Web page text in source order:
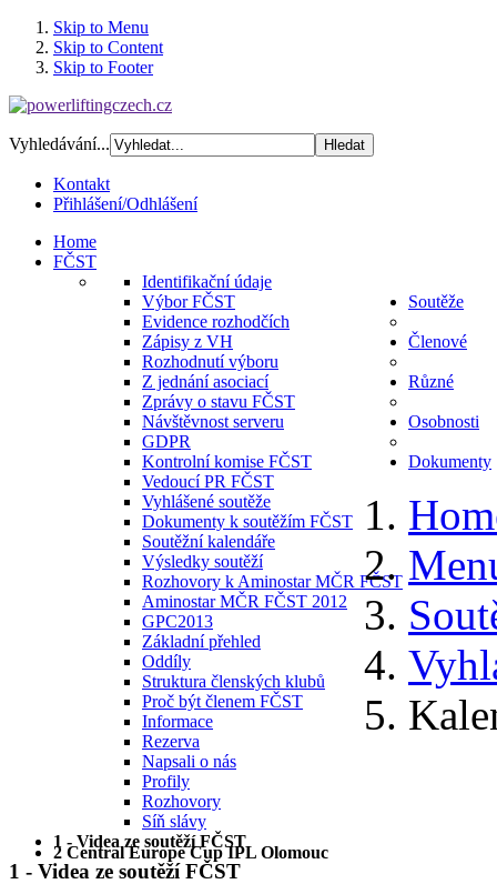
Skip to Menu
Skip to Content
Skip to Footer
Vyhledávání...
Kontakt
Přihlášení/Odhlášení
Home
FČST
Identifikační údaje
Výbor FČST
Evidence rozhodčích
Zápisy z VH
Rozhodnutí výboru
Z jednání asociací
Zprávy o stavu FČST
Návštěvnost serveru
GDPR
Kontrolní komise FČST
Vedoucí PR FČST
Soutěže
Vyhlášené soutěže
Dokumenty k soutěžím FČST
Soutěžní kalendáře
Výsledky soutěží
Rozhovory k Aminostar MČR FČST
Aminostar MČR FČST 2012
GPC2013
Členové
Základní přehled
Oddíly
Struktura členských klubů
Proč být členem FČST
Různé
Informace
Rezerva
Osobnosti
Napsali o nás
Profily
Rozhovory
Síň slávy
Dokumenty
1 - Videa ze soutěží FČST
2 Central Europe Cup IPL Olomouc
1 - Videa ze soutěží FČST